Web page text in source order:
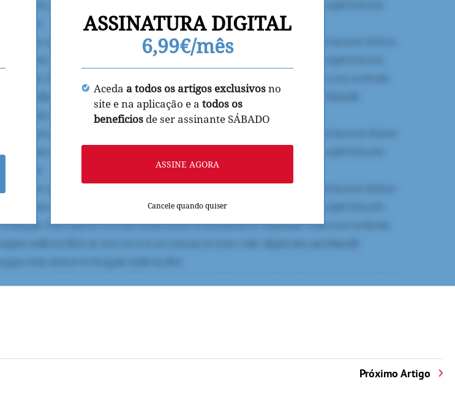
ASSINATURA DIGITAL
6,99€/mês
Aceda a todos os artigos exclusivosno
site e na aplicação e a todos os
beneficios de ser assinante SÁBADO
ASSINE AGORA
Cancele quando quiser
Próximo Artigo